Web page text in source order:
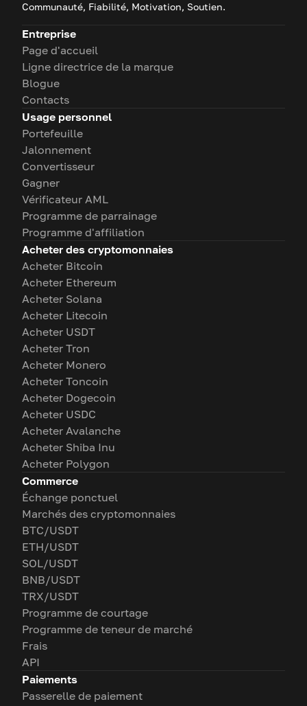
Communauté, Fiabilité, Motivation, Soutien.
Entreprise
Page d'accueil
Ligne directrice de la marque
Blogue
Contacts
Usage personnel
Portefeuille
Jalonnement
Convertisseur
Gagner
Vérificateur AML
Programme de parrainage
Programme d'affiliation
Acheter des cryptomonnaies
Acheter Bitcoin
Acheter Ethereum
Acheter Solana
Acheter Litecoin
Acheter USDT
Acheter Tron
Acheter Monero
Acheter Toncoin
Acheter Dogecoin
Acheter USDC
Acheter Avalanche
Acheter Shiba Inu
Acheter Polygon
Commerce
Échange ponctuel
Marchés des cryptomonnaies
BTC/USDT
ETH/USDT
SOL/USDT
BNB/USDT
TRX/USDT
Programme de courtage
Programme de teneur de marché
Frais
API
Paiements
Passerelle de paiement